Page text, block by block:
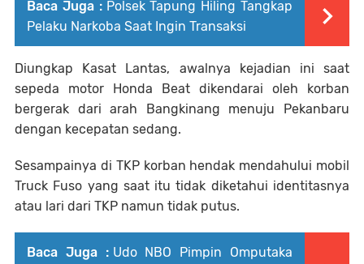
Baca Juga : Polsek Tapung Hiling Tangkap
Pelaku Narkoba Saat Ingin Transaksi
Diungkap Kasat Lantas, awalnya kejadian ini saat
sepeda motor Honda Beat dikendarai oleh korban
bergerak dari arah Bangkinang menuju Pekanbaru
dengan kecepatan sedang.
Sesampainya di TKP korban hendak mendahului mobil
Truck Fuso yang saat itu tidak diketahui identitasnya
atau lari dari TKP namun tidak putus.
Baca Juga : Udo NBO Pimpin Omputaka